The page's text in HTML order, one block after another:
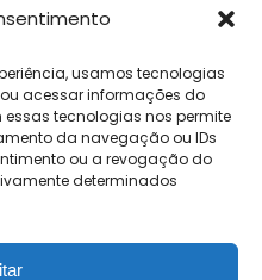
usamos tecnologias
acessar informações do
tecnologias nos permite
da navegação ou IDs
ou a revogação do
determinados